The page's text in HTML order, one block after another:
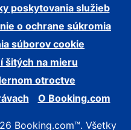
poskytovania služieb
o ochrane súkromia
súborov cookie
šitých na mieru
otroctve
O Booking.com
Booking.com™. Všetky